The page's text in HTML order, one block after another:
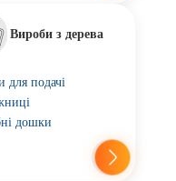
Вироби з дерева
для подачі
дошки